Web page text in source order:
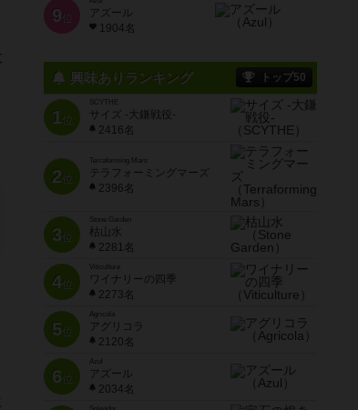
9 位
アズール
1904名
興味ありランキング トップ50
1位
SCYTHE
サイズ -大鎌戦役-
2416名
2位
Terraforming Mars
テラフォーミングマーズ
2396名
3位
Stone Garden
枯山水
2281名
4位
Viticulture
ワイナリーの四季
2273名
5位
Agricola
アグリコラ
2120名
6位
Azul
アズール
2034名